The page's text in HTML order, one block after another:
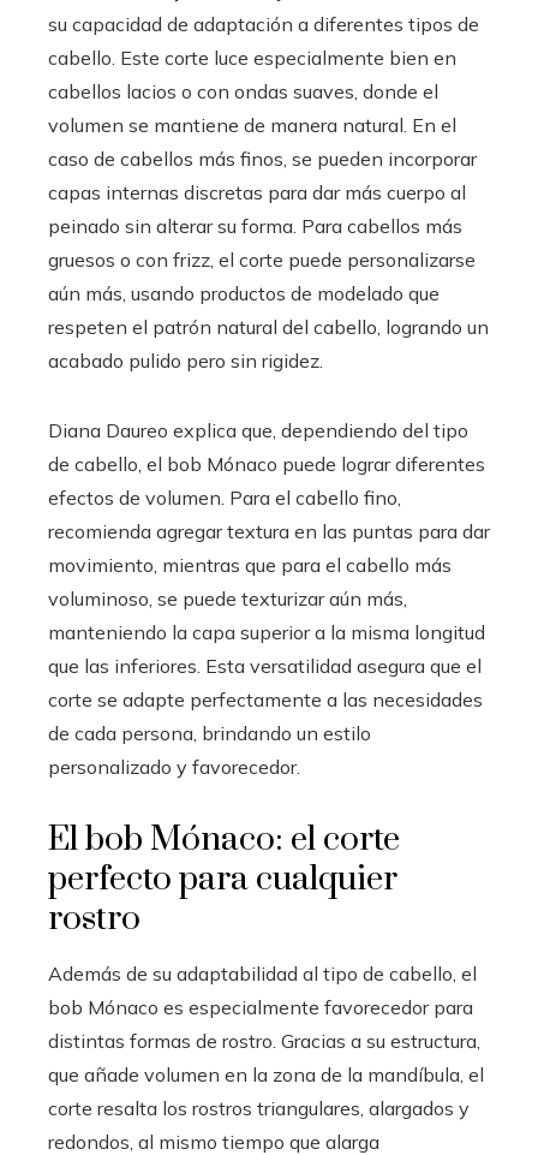
su capacidad de adaptación a diferentes tipos de
cabello. Este corte luce especialmente bien en
cabellos lacios o con ondas suaves, donde el
volumen se mantiene de manera natural. En el
caso de cabellos más finos, se pueden incorporar
capas internas discretas para dar más cuerpo al
peinado sin alterar su forma. Para cabellos más
gruesos o con frizz, el corte puede personalizarse
aún más, usando productos de modelado que
respeten el patrón natural del cabello, logrando un
acabado pulido pero sin rigidez.
Diana Daureo explica que, dependiendo del tipo
de cabello, el bob Mónaco puede lograr diferentes
efectos de volumen. Para el cabello fino,
recomienda agregar textura en las puntas para dar
movimiento, mientras que para el cabello más
voluminoso, se puede texturizar aún más,
manteniendo la capa superior a la misma longitud
que las inferiores. Esta versatilidad asegura que el
corte se adapte perfectamente a las necesidades
de cada persona, brindando un estilo
personalizado y favorecedor.
El bob Mónaco: el corte
perfecto para cualquier
rostro
Además de su adaptabilidad al tipo de cabello, el
bob Mónaco es especialmente favorecedor para
distintas formas de rostro. Gracias a su estructura,
que añade volumen en la zona de la mandíbula, el
corte resalta los rostros triangulares, alargados y
redondos, al mismo tiempo que alarga